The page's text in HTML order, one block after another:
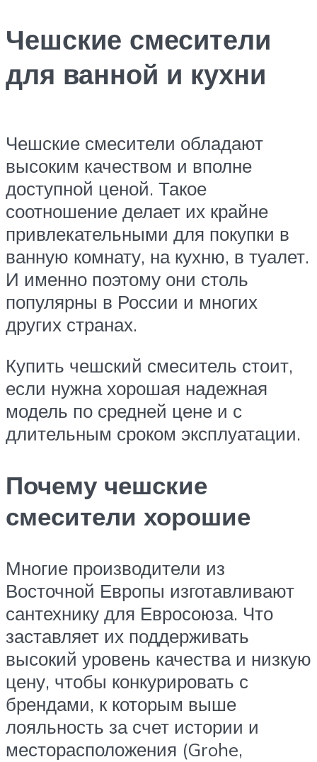
Чешские смесители
для ванной и кухни
Чешские смесители обладают
высоким качеством и вполне
доступной ценой. Такое
соотношение делает их крайне
привлекательными для покупки в
ванную комнату, на кухню, в туалет.
И именно поэтому они столь
популярны в России и многих
других странах.
Купить чешский смеситель стоит,
если нужна хорошая надежная
модель по средней цене и с
длительным сроком эксплуатации.
Почему чешские
смесители хорошие
Многие производители из
Восточной Европы изготавливают
сантехнику для Евросоюза. Что
заставляет их поддерживать
высокий уровень качества и низкую
цену, чтобы конкурировать с
брендами, к которым выше
лояльность за счет истории и
месторасположения (Grohe,